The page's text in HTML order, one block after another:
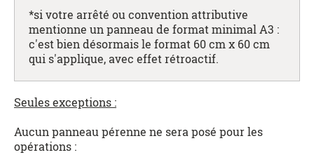
*si votre arrêté ou convention attributive
mentionne un panneau de format minimal A3 :
c'est bien désormais le format 60 cm x 60 cm
qui s'applique, avec effet rétroactif.
Seules exceptions :
Aucun panneau pérenne ne sera posé pour les
opérations :